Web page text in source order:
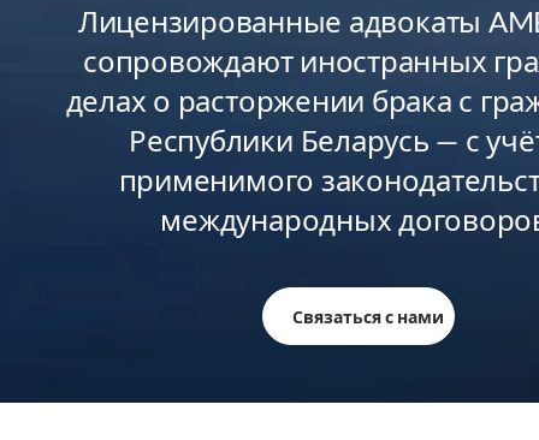
Лицензированные адвокаты
сопровождают иностранных
делах о расторжении брака с
Республики Беларусь — с
применимого
международных
Связаться с нами